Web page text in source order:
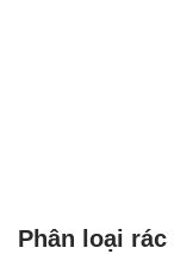
Phân loại